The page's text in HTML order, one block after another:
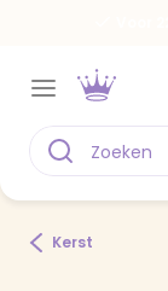
Kerst